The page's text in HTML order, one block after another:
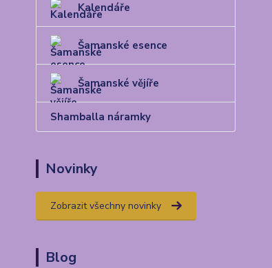
Kalendáře
Šamanské esence
Šamanské vějíře
Shamballa náramky
Novinky
Zobrazit všechny novinky
Blog